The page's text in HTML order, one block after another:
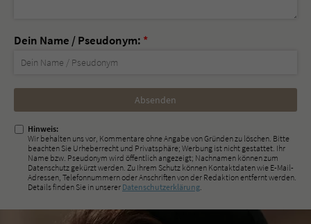
Dein Name / Pseudonym: *
Nicht
ausfüllen!
Hinweis:
Wir behalten uns vor, Kommentare ohne Angabe von Gründen zu löschen. Bitte
beachten Sie Urheberrecht und Privatsphäre; Werbung ist nicht gestattet. Ihr
Name bzw. Pseudonym wird öffentlich angezeigt; Nachnamen können zum
Datenschutz gekürzt werden. Zu Ihrem Schutz können Kontaktdaten wie E-Mail-
Adressen, Telefonnummern oder Anschriften von der Redaktion entfernt werden.
Details finden Sie in unserer Datenschutzerklärung